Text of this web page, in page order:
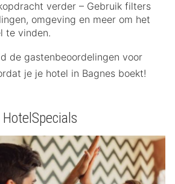
verder – Gebruik filters
omgeving en meer om het
te vinden.
de gastenbeoordelingen voor
je je hotel in Bagnes boekt!